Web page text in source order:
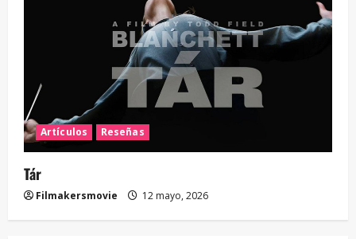
Artículos Reseñas
Tár
Filmakersmovie 12 mayo, 2026